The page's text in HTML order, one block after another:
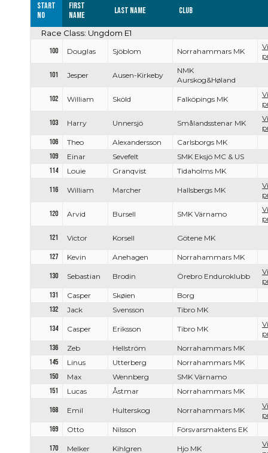
Start
no
First
name
Last name Club
Race Class: Ungdom E1
100 Douglas Sjöblom Norrahammars MK
101 Jesper Ausen-Kirkeby
NMK
Aurskog&Høland
102 William Sköld Falköpings MK
103 Harry Unnersjö Smålandsstenar MK
106
Theo Alexandersson
Carlsborgs MK
109
Einar Sevefelt
SMK Eksjö MC & US
114
Louie Granqvist Tidaholms MK
116 William Marcher Hallsbergs MK
120 Arvid Bursell SMK Värnamo
121 Victor Korsell Götene MK
127 Kevin Anehagen Norrahammars MK
130 Sebastian Brodin Örebro Enduroklubb
131
Casper Skøien
Borg
132
Jack Svensson Tibro MK
134 Casper Eriksson Tibro MK
136
Zeb Hellström
Norrahammars MK
145
Linus Utterberg
Norrahammars MK
150
Max Wennberg
SMK Värnamo
151
Lucas Åstmar Norrahammars MK
168 Emil Hulterskog Norrahammars MK
169
Otto Nilsson Försvarsmaktens EK
170 Melker Kihlgren Hjo MK